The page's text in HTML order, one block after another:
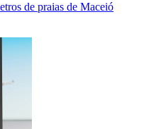
de praias de Maceió